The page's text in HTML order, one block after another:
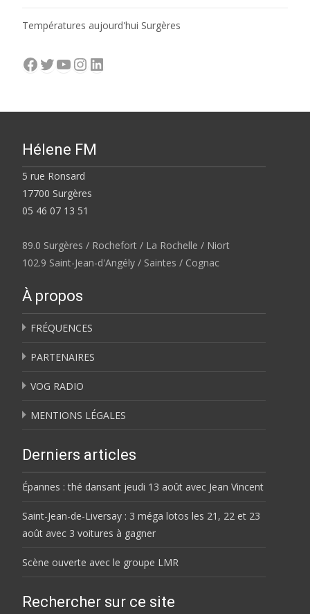
Températures aujourd'hui Surgères
Facebook
Twitter
YouTube
Instagram
LinkedIn
Hélene FM
5 rue Ronsard
17700 Surgères
05 46 07 13 51
89.0 Surgères / Rochefort / La Rochelle / Niort
102.9 Saint-Jean-d'Angély / Saintes / Cognac
À propos
FRÉQUENCES
PARTENAIRES
VOG RADIO
MENTIONS LÉGALES
Derniers articles
Épannes : thé dansant jeudi 13 août avec Jean Vincent
Saint-Jean-de-Liversay : 3 méga lotos les 21, 22 et 23
août avec 3 voitures à gagner
Scène ouverte avec le groupe LMR
Rechercher sur ce site